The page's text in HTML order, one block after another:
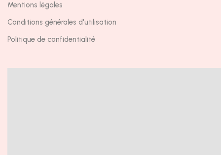
Mentions légales
Conditions générales d'utilisation
Politique de confidentialité